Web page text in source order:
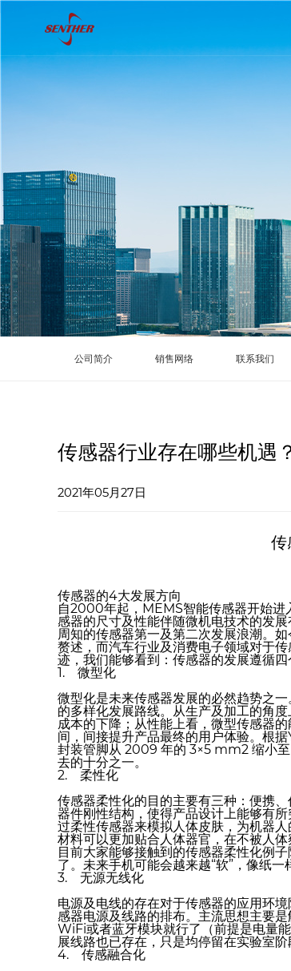
公司简介 销售网络 联系我们
传感器行业存在哪些机遇
2021年05月27日
传
传感器的4大发展方向
自2000年起，MEMS智能传感器开始进
感器的尺寸及性能伴随微机电技术的发
周知的传感器第一及第二次发展浪潮。
赘述，而汽车行业及消费电子领域对于
迹，我们能够看到：传感器的发展遵循四
1. 微型化
微型化是未来传感器发展的必然趋势之
的多样化发展路线。从生产及加工的角
成本的下降；从性能上看，微型传感器
间，间接提升产品最终的用户体验。根
封装管脚从 2009 年的 3×5 mm2 缩小至
去的十分之一。
2. 柔性化
传感器柔性化的目的主要有三种：便携
器件刚性结构，使得产品设计上能够有
过柔性传感器来模拟人体皮肤，为机器
材料可以更加贴合人体器官，在不被人
目前大家能够接触到的传感器柔性化例
了。未来手机可能会越来越“软”，像纸
3. 无源无线化
电源及电线的存在对于传感器的应用环
感器电源及线路的排布。主流思想主要
WiFi或者蓝牙模块就行了（前提是电量
展线路也已存在，只是均停留在实验室阶
4. 传感融合化